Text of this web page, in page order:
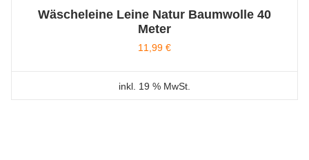
Wäscheleine Leine Natur Baumwolle 40
Meter
11,99 €
inkl. 19 % MwSt.